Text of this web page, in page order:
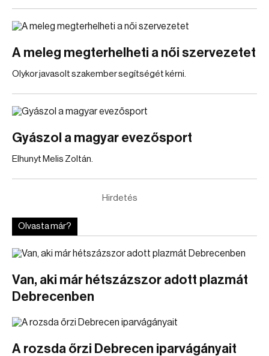
A meleg megterhelheti a női szervezetet
Olykor javasolt szakember segítségét kérni.
Gyászol a magyar evezősport
Elhunyt Melis Zoltán.
Hirdetés
Olvasta már?
Van, aki már hétszázszor adott plazmát
Debrecenben
A rozsda őrzi Debrecen iparvágányait